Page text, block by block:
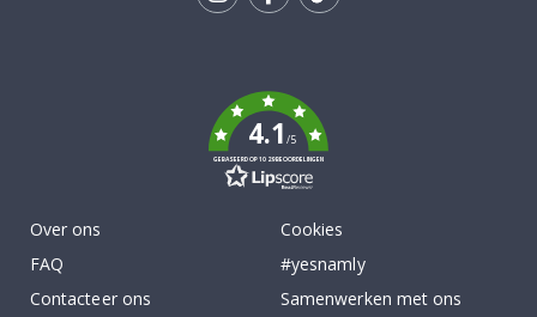
4.1/5
GEBASEERD OP 1029 BEOORDELINGEN
Over ons
FAQ
Contacteer ons
Cookies
#yesnamly
Samenwerken met ons